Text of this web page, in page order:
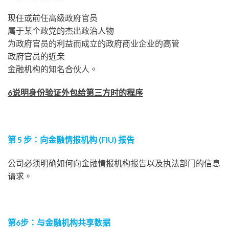
现任或前任高级政府官员
属于某个政党的杰出政治人物
为政府官员的利益而成立的政府商业企业的高管
政府官员的近亲
金融机构的知名合伙人。
6说明身份验证外包给第三方时的程序
第 5 步：向金融情报机构 (FIU) 报告
公司必须明确如何向金融情报机构报告以及执法部门的信息
请求。
第6步：与金融机构共享数据